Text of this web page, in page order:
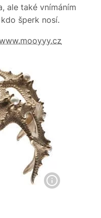
ale také vnímáním
šperk nosí.